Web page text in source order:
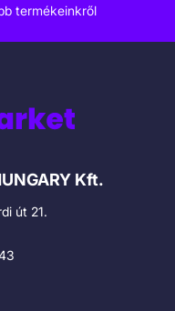
termékeinkről
Kft.
út 21.